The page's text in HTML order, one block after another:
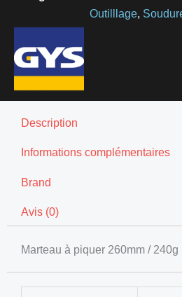
Outilllage
Description
Informations complémentaires
Brand
Avis (0)
Marteau à piquer 260mm / 240g